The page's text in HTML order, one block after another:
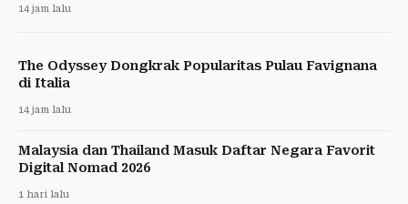
14 jam lalu
The Odyssey Dongkrak Popularitas Pulau Favignana
di Italia
14 jam lalu
Malaysia dan Thailand Masuk Daftar Negara Favorit
Digital Nomad 2026
1 hari lalu